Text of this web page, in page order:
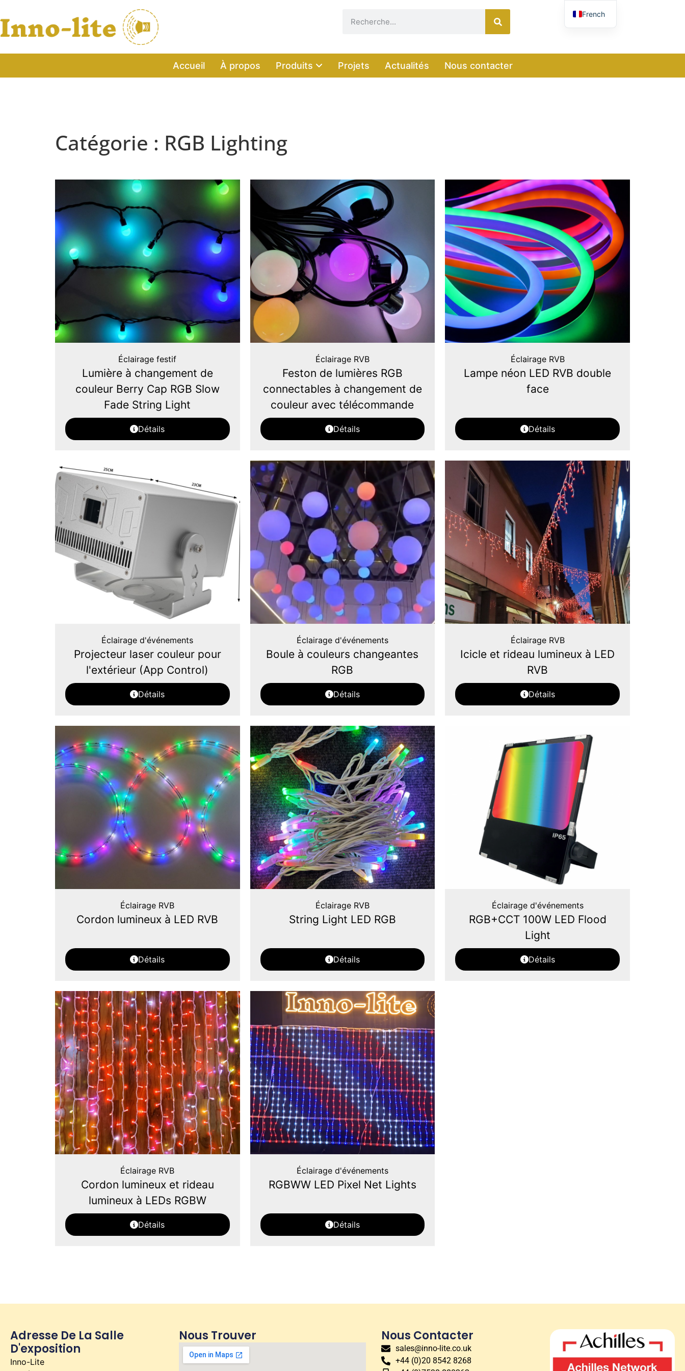
Accueil À propos Produits Projets Actualités Nous contacter
Catégorie : RGB Lighting
Éclairage festif
Lumière à changement de
couleur Berry Cap RGB Slow
Fade String Light
Détails
Éclairage RVB
Feston de lumières RGB
connectables à changement de
couleur avec télécommande
Détails
Éclairage RVB
Lampe néon LED RVB double
face
Détails
Éclairage d'événements
Projecteur laser couleur pour
l'extérieur (App Control)
Détails
Éclairage d'événements
Boule à couleurs changeantes
RGB
Détails
Éclairage RVB
Icicle et rideau lumineux à LED
RVB
Détails
Éclairage RVB
Cordon lumineux à LED RVB
Détails
Éclairage RVB
String Light LED RGB
Détails
Éclairage d'événements
RGB+CCT 100W LED Flood
Light
Détails
Éclairage RVB
Cordon lumineux et rideau
lumineux à LEDs RGBW
Détails
Éclairage d'événements
RGBWW LED Pixel Net Lights
Détails
Adresse De La Salle
D'exposition
Inno-Lite
Nous Trouver Nous Contacter
sales@inno-lite.co.uk
+44 (0)20 8542 8268
French